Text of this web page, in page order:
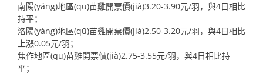
南陽(yáng)地區(qū)苗雞開票價(jià)3.20-3.90元/羽，與4日相比
持平；
洛陽(yáng)地區(qū)苗雞開票價(jià)2.50-3.20元/羽，與4日相比
上漲0.05元/羽；
焦作地區(qū)苗雞開票價(jià)2.75-3.55元/羽，與4日相比持
平；